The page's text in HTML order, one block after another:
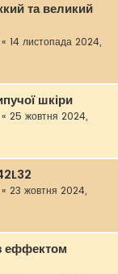
та великий
« 14 листопада 2024,
шкіри
« 25 жовтня 2024,
« 23 жовтня 2024,
еффектом